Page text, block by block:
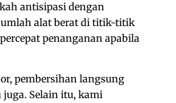
antisipasi dengan
alat berat di titik-titik
penanganan apabila
pembersihan langsung
Selain itu, kami